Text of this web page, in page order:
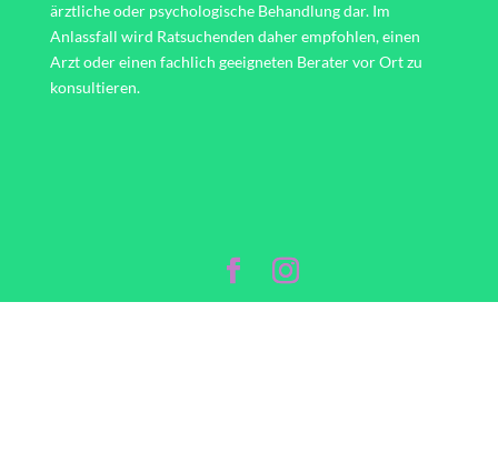
ärztliche oder psychologische Behandlung dar. Im
Anlassfall wird Ratsuchenden daher empfohlen, einen
Arzt oder einen fachlich geeigneten Berater vor Ort zu
konsultieren.